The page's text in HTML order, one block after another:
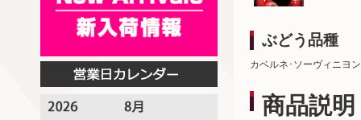
ぶどう品種
カベルネ･ソーヴィニヨン
商品説明